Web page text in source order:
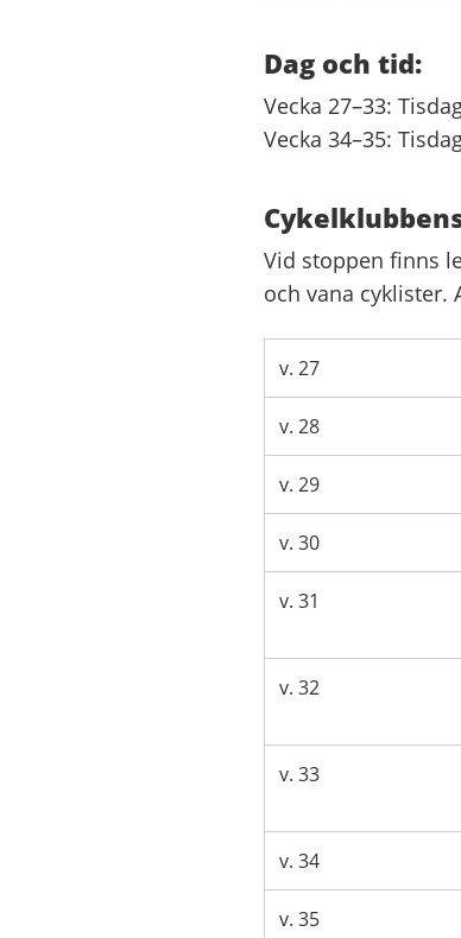
Dag och tid:
Vecka 27–33:
Vecka 34–35:
Vid stoppen finns
och vana cyklister.
v. 27
v. 28
v. 29
v. 30
v. 31
v. 32
v. 33
v. 34
v. 35